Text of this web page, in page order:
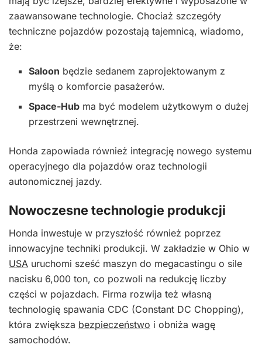
zaawansowane technologie. Chociaż szczegóły
techniczne pojazdów pozostają tajemnicą, wiadomo,
że:
Saloon będzie sedanem zaprojektowanym z
myślą o komforcie pasażerów.
Space-Hub ma być modelem użytkowym o dużej
przestrzeni wewnętrznej.
Honda zapowiada również integrację nowego systemu
operacyjnego dla pojazdów oraz technologii
autonomicznej jazdy.
Nowoczesne technologie produkcji
Honda inwestuje w przyszłość również poprzez
innowacyjne techniki produkcji. W zakładzie w Ohio w
USA uruchomi sześć maszyn do megacastingu o sile
nacisku 6,000 ton, co pozwoli na redukcję liczby
części w pojazdach. Firma rozwija też własną
technologię spawania CDC (Constant DC Chopping),
która zwiększa bezpieczeństwo i obniża wagę
samochodów.